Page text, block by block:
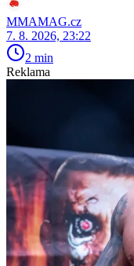
MMAMAG.cz
7. 8. 2026, 23:22
2 min
Reklama